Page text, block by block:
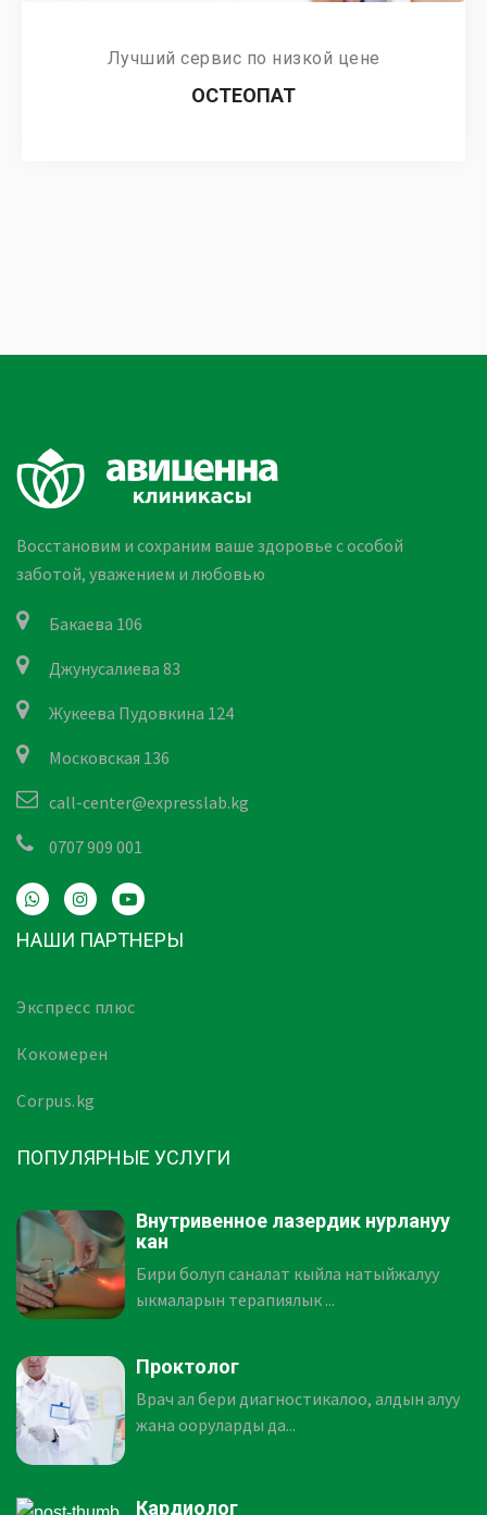
Лучший сервис по низкой цене
ОСТЕОПАТ
Восстановим и сохраним ваше здоровье с особой
заботой, уважением и любовью
Бакаева 106
Джунусалиева 83
Жукеева Пудовкина 124
Московская 136
call-center@expresslab.kg
0707 909 001
НАШИ ПАРТНЕРЫ
Экспресс плюс
Кокомерен
Corpus.kg
ПОПУЛЯРНЫЕ УСЛУГИ
Внутривенное лазердик нурлануу
кан
Бири болуп саналат кыйла натыйжалуу
ыкмаларын терапиялык ...
Проктолог
Врач ал бери диагностикалоо, алдын алуу
жана ооруларды да...
Кардиолог